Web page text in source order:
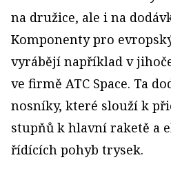
na družice, ale i na
Komponenty pro
vyrábějí například v
ve firmě ATC Space. Ta
nosníky, které slouží k
stupňů k hlavní raketě a
řídících pohyb trysek.